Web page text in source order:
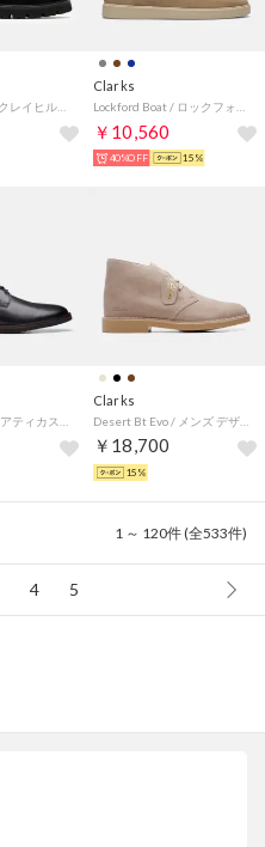
Clarks
￥10,560
40%OFF 15%
Clarks
Desert Bt Evo / メンズ デザートブーツエヴォ （サンドスエード）
￥18,700
15%
1 ～ 120件 (全533件)
4 5